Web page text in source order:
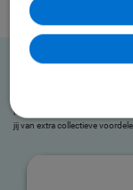
Stel je
Kies jouw basisverzekering en
jij van extra collectieve